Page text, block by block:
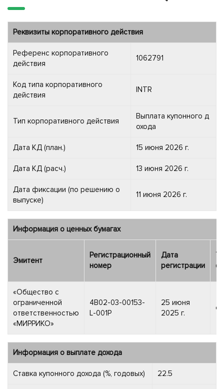
Реквизиты корпоративного действия
Референс корпоративного
действия
1062791
Код типа корпоративного
действия
INTR
Тип корпоративного действия
Выплата купонного д
охода
Дата КД (план.) 15 июня 2026 г.
Дата КД (расч.) 13 июня 2026 г.
Дата фиксации (по решению о
выпуске)
11 июня 2026 г.
Информация о ценных бумагах
Эмитент
Регистрационный
номер
Дата
регистрации
«Общество с
ограниченной
ответственностью
«МИРРИКО»
4B02-03-00153-
L-001P
25 июня
2025 г.
Информация о выплате дохода
Ставка купонного дохода (%, годовых) 22.5